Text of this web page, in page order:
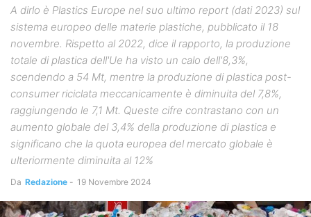
A dirlo è Plastics Europe nel suo ultimo report (dati 2023) sul
sistema europeo delle materie plastiche, pubblicato il 18
novembre. Rispetto al 2022, dice il rapporto, la produzione
totale di plastica dell'Ue ha visto un calo dell'8,3%,
scendendo a 54 Mt, mentre la produzione di plastica post-
consumer riciclata meccanicamente è diminuita del 7,8%,
raggiungendo le 7,1 Mt. Queste cifre contrastano con un
aumento globale del 3,4% della produzione di plastica e
significano che la quota europea del mercato globale è
ulteriormente diminuita al 12%
Da Redazione - 19 Novembre 2024